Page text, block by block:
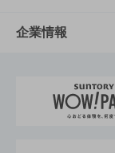
栄養成分一覧
工場見学
地域情報
サントリーホ
サントリーサ
サステナビリ
サントリー
企業情報
企業概要